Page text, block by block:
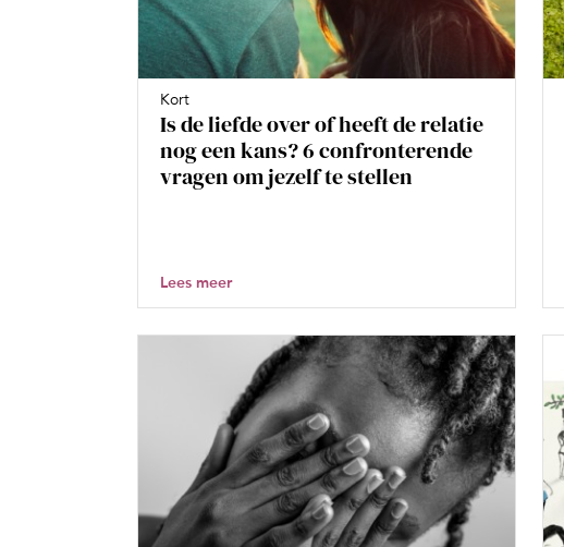
Kort
Is de liefde over of heeft de relatie
nog een kans? 6 confronterende
vragen om jezelf te stellen
Lees meer